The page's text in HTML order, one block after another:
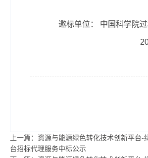
邀标单位： 中国科学院过
上一篇：资源与能源绿色转化技术创新平台-
台招标代理服务中标公示